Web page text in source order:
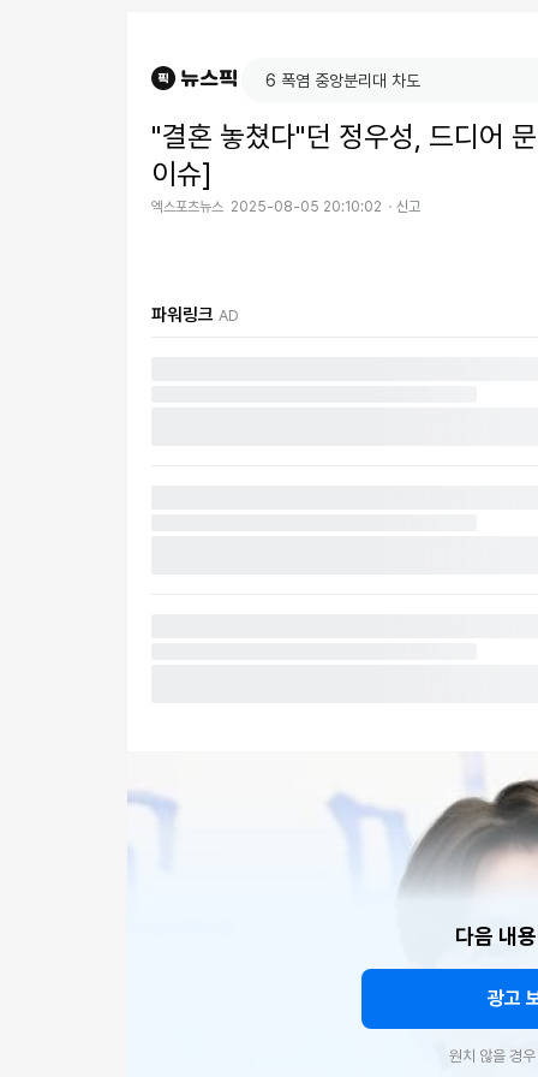
"결혼 놓쳤다"던 정우성, 드디어
이슈]
엑스포츠뉴스 2025-08-05 20:10:02 신고
파워링크 AD
다음 내
광고
원치 않을 경